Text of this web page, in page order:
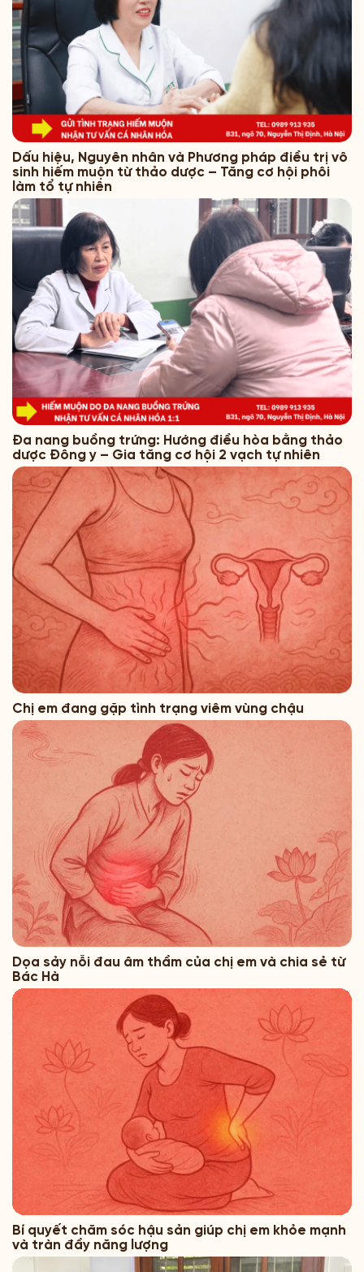
Dấu hiệu, Nguyên nhân và Phương pháp điều trị vô
sinh hiếm muộn từ thảo dược – Tăng cơ hội phôi
làm tổ tự nhiên
Đa nang buồng trứng: Hướng điều hòa bằng thảo
dược Đông y – Gia tăng cơ hội 2 vạch tự nhiên
Chị em đang gặp tình trạng viêm vùng chậu
Dọa sảy nỗi đau âm thầm của chị em và chia sẻ từ
Bác Hà
Bí quyết chăm sóc hậu sản giúp chị em khỏe mạnh
và tràn đầy năng lượng